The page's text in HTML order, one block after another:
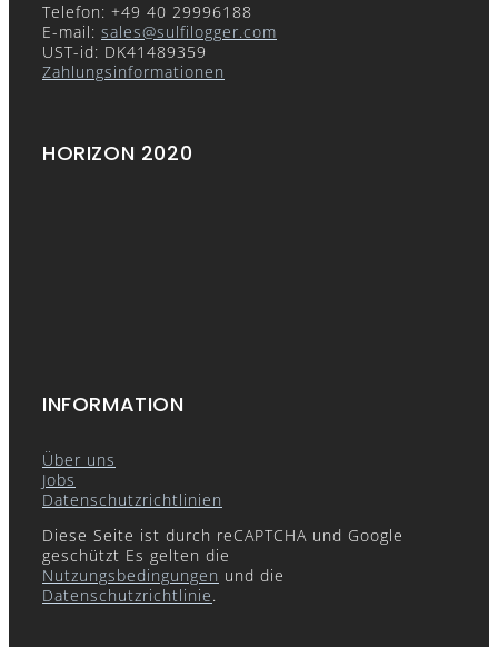
Telefon: +49 40 29996188
E-mail: sales@sulfilogger.com
UST-id: DK41489359
Zahlungsinformationen
HORIZON 2020
INFORMATION
Über uns
Jobs
Datenschutzrichtlinien
Diese Seite ist durch reCAPTCHA und Google
geschützt Es gelten die
Nutzungsbedingungen und die
Datenschutzrichtlinie.